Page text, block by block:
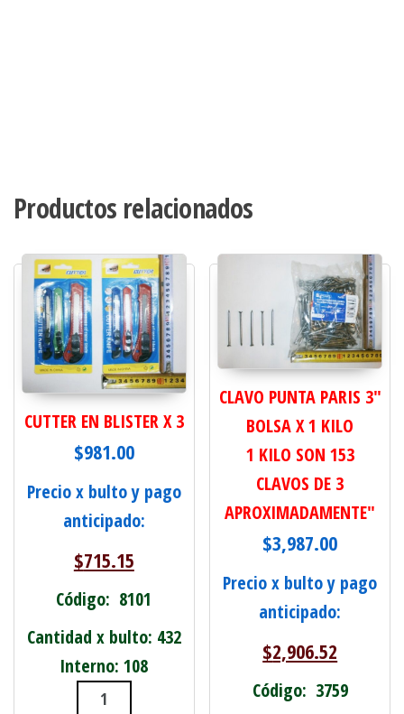
Productos relacionados
CUTTER EN BLISTER X 3
$981.00
Precio x bulto y pago
anticipado:
$715.15
Código: 8101
Cantidad x bulto: 432
Interno: 108
CLAVO PUNTA PARIS 3"
BOLSA X 1 KILO
1 KILO SON 153
CLAVOS DE 3
APROXIMADAMENTE"
$3,987.00
Precio x bulto y pago
anticipado:
$2,906.52
Código: 3759